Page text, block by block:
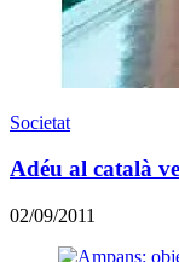
Societat
Adéu al català
02/09/2011